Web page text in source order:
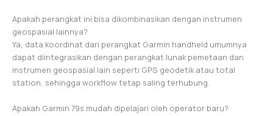
Apakah perangkat ini bisa dikombinasikan dengan instrumen
geospasial lainnya?
Ya, data koordinat dari perangkat Garmin handheld umumnya
dapat diintegrasikan dengan perangkat lunak pemetaan dan
instrumen geospasial lain seperti GPS geodetik atau total
station, sehingga workflow tetap saling terhubung.
Apakah Garmin 79s mudah dipelajari oleh operator baru?